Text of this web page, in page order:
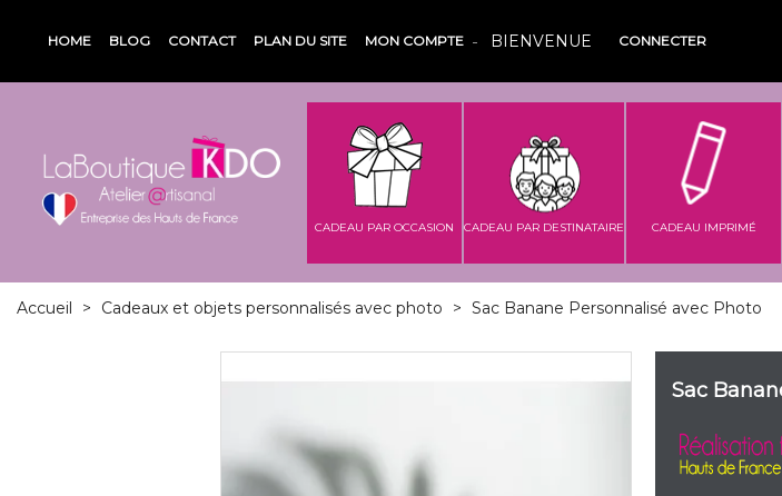
HOME BLOG CONTACT PLAN DU SITE MON COMPTE BIENVENUE CONNECTER
CADEAU PAR OCCASION CADEAU PAR DESTINATAIRE CADEAU IMPRIMÉ
Accueil > Cadeaux et objets personnalisés avec photo > Sac Banane Personnalisé avec Photo
Sac